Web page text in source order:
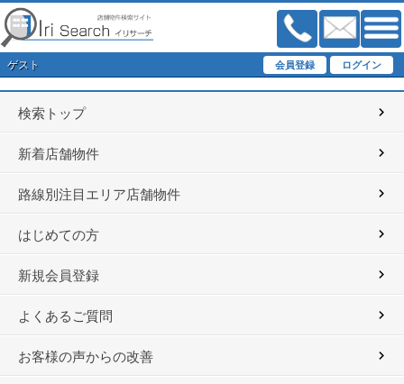
ゲスト
検索トップ
新着店舗物件
路線別注目エリア店舗物件
はじめての方
新規会員登録
よくあるご質問
お客様の声からの改善